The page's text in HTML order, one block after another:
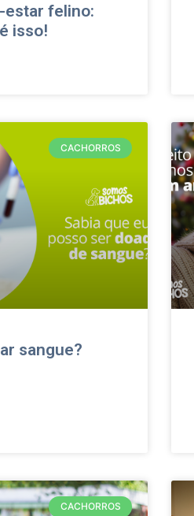
estar felino:
isso!
CACHORROS
sangue?
CACHORROS